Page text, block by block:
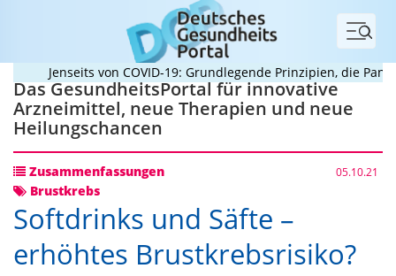
Menü
Jenseits von COVID-19: Grundlegende Prinzipien, die
Das GesundheitsPortal für innovative
Arzneimittel, neue Therapien und neue
Heilungschancen
Zusammenfassungen 05.10.21
Brustkrebs
Softdrinks und Säfte –
erhöhtes Brustkrebsrisiko?